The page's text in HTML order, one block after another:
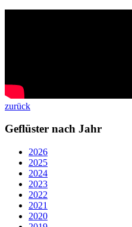
zurück
Geflüster nach Jahr
2026
2025
2024
2023
2022
2021
2020